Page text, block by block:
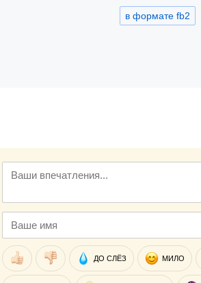
в формате fb2
ДО СЛЁЗ МИЛО